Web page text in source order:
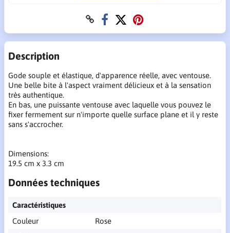
Description
Gode souple et élastique, d'apparence réelle, avec ventouse.
Une belle bite à l'aspect vraiment délicieux et à la sensation
très authentique.
En bas, une puissante ventouse avec laquelle vous pouvez le
fixer fermement sur n'importe quelle surface plane et il y reste
sans s'accrocher.
Dimensions:
19.5 cm x 3.3 cm
Données techniques
Caractéristiques
Couleur
Rose